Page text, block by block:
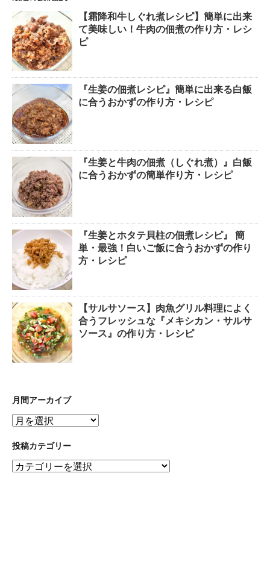
【霜降和牛しぐれ煮レシピ】簡単に出来
て美味しい！牛肉の佃煮の作り方・レシ
ピ
『生姜の佃煮レシピ』簡単に出来る白飯
に合うおかずの作り方・レシピ
『生姜と牛肉の佃煮（しぐれ煮）』白飯
に合うおかずの簡単作り方・レシピ
『生姜とホタテ貝柱の佃煮レシピ』 簡
単・最強！白いご飯に合うおかずの作り
方・レシピ
【サルサソース】肉魚グリル料理によく
合うフレッシュな『メキシカン・サルサ
ソース』の作り方・レシピ
月間アーカイブ
月
ア
カ
投稿カテゴリー
投